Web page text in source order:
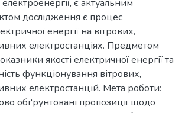
є актуальним
дослідження є процес
енергії на вітрових,
електростанціях. Предметом
якості електричної енергії та
функціонування вітрових,
електростанцій. Мета роботи:
обґрунтовані пропозиції щодо